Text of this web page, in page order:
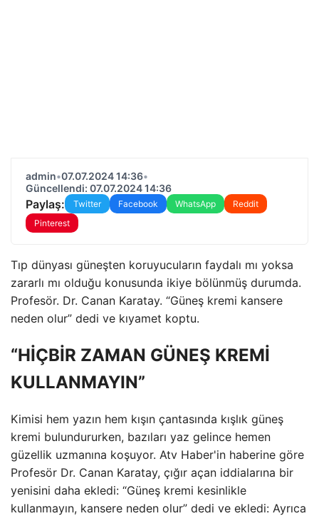
admin•07.07.2024 14:36•
Güncellendi: 07.07.2024 14:36
Paylaş: Twitter Facebook WhatsApp
Reddit
Pinterest
Tıp dünyası güneşten koruyucuların faydalı mı yoksa
zararlı mı olduğu konusunda ikiye bölünmüş durumda.
Profesör. Dr. Canan Karatay. “Güneş kremi kansere
neden olur” dedi ve kıyamet koptu.
“HİÇBİR ZAMAN GÜNEŞ KREMİ
KULLANMAYIN”
Kimisi hem yazın hem kışın çantasında kışlık güneş
kremi bulundururken, bazıları yaz gelince hemen
güzellik uzmanına koşuyor. Atv Haber'in haberine göre
Profesör Dr. Canan Karatay, çığır açan iddialarına bir
yenisini daha ekledi: “Güneş kremi kesinlikle
kullanmayın, kansere neden olur” dedi ve ekledi: Ayrıca